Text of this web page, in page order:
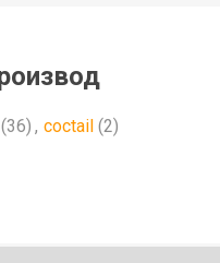
(36) , coctail (2)